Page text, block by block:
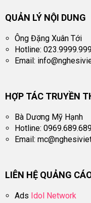
QUẢN LÝ NỘI DUNG
Ông Đặng Xuân Tới
Hotline:
Email:
HỢP TÁC TRUYỀN
Bà Dương Mỹ Hạnh
Hotline:
Email:
LIÊN HỆ QUẢNG
Ads Idol Network